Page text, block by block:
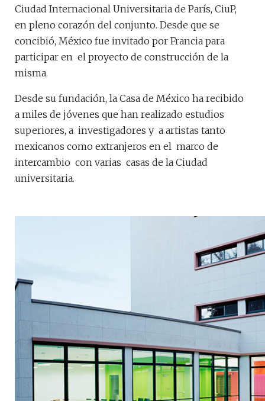
Ciudad Internacional Universitaria de París, CiuP,
en pleno corazón del conjunto. Desde que se
concibió, México fue invitado por Francia para
participar en el proyecto de construcción de la
misma.
Desde su fundación, la Casa de México ha recibido
a miles de jóvenes que han realizado estudios
superiores, a investigadores y a artistas tanto
mexicanos como extranjeros en el marco de
intercambio con varias casas de la Ciudad
universitaria.